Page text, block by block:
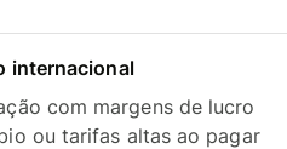
internacional
com margens de lucro
ou tarifas altas ao pagar